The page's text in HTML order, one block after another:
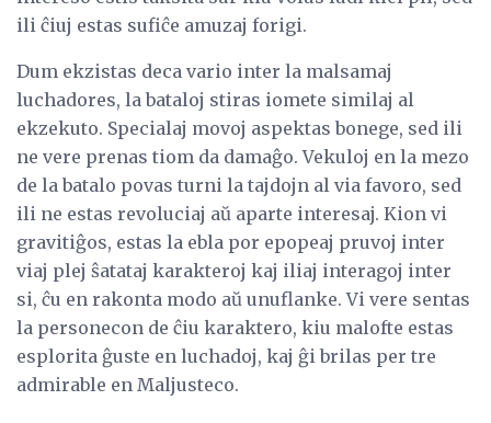
ili ĉiuj estas sufiĉe amuzaj forigi.
Dum ekzistas deca vario inter la malsamaj
luchadores, la bataloj stiras iomete similaj al
ekzekuto. Specialaj movoj aspektas bonege, sed ili
ne vere prenas tiom da damaĝo. Vekuloj en la mezo
de la batalo povas turni la tajdojn al via favoro, sed
ili ne estas revoluciaj aŭ aparte interesaj. Kion vi
gravitiĝos, estas la ebla por epopeaj pruvoj inter
viaj plej ŝatataj karakteroj kaj iliaj interagoj inter
si, ĉu en rakonta modo aŭ unuflanke. Vi vere sentas
la personecon de ĉiu karaktero, kiu malofte estas
esplorita ĝuste en luchadoj, kaj ĝi brilas per tre
admirable en Maljusteco.